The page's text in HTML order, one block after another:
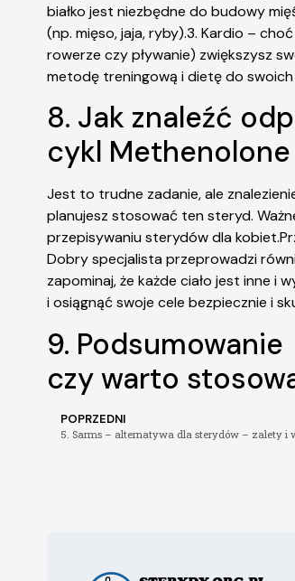
białko jest niezbędne do budowy
(np. mięso, jaja, ryby).3. Kardio –
rowerze czy pływanie) zwiększysz
metodę treningową i dietę do
8. Jak znaleźć
cykl
Jest to trudne zadanie, ale
planujesz stosować ten steryd.
przepisywaniu sterydów dla
Dobry specjalista przeprowadzi
zapominaj, że każde ciało jest inne
i osiągnąć swoje cele bezpiecznie i
9. Podsumowanie
czy warto
POPRZEDNI
5. Sarms – alternatywa dla sterydów – zalety i